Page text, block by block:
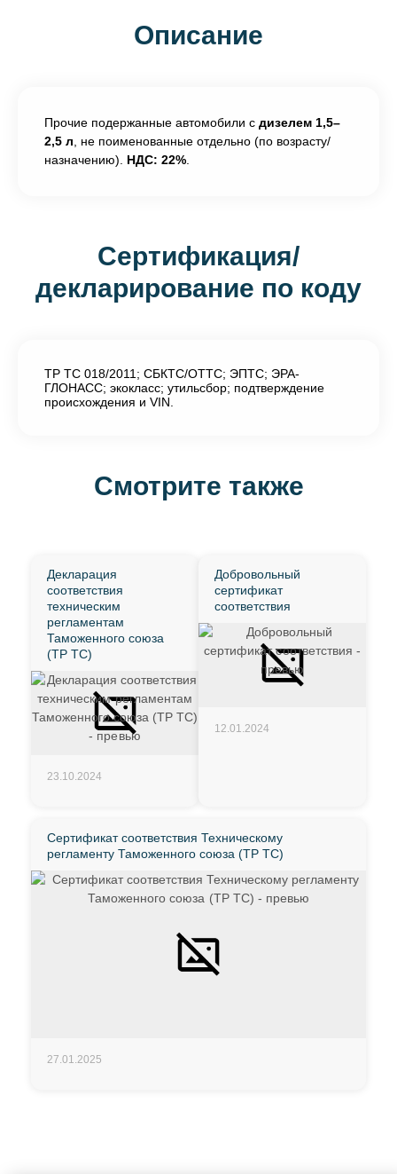
Описание
Прочие подержанные автомобили с дизелем 1,5–
2,5 л , не поименованные отдельно (по возрасту/
назначению). НДС: 22%
Сертификация/
декларирование по коду
ТР ТС 018/2011; СБКТС/ОТТС; ЭПТС; ЭРА-
ГЛОНАСС; экокласс; утильсбор; подтверждение
происхождения и VIN.
Смотрите также
Декларация
соответствия
техническим
регламентам
Таможенного союза
(ТР ТС)
23.10.2024
Добровольный
сертификат
соответствия
12.01.2024
Сертификат соответствия Техническому
регламенту Таможенного союза (ТР ТС)
27.01.2025